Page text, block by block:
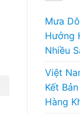
Mưa
Hưởng
Nhiều
Việt
Kết
Hàng